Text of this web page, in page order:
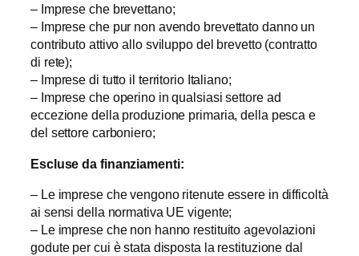
– Imprese che brevettano;
– Imprese che pur non avendo brevettato danno un
contributo attivo allo sviluppo del brevetto (contratto
di rete);
– Imprese di tutto il territorio Italiano;
– Imprese che operino in qualsiasi settore ad
eccezione della produzione primaria, della pesca e
del settore carboniero;
Escluse da finanziamenti:
– Le imprese che vengono ritenute essere in difficoltà
ai sensi della normativa UE vigente;
– Le imprese che non hanno restituito agevolazioni
godute per cui è stata disposta la restituzione dal